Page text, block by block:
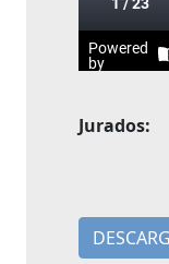
Jurados: